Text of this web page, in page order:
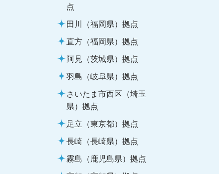
点
田川（福岡県）拠点
直方（福岡県）拠点
阿見（茨城県）拠点
羽島（岐阜県）拠点
さいたま市西区（埼玉
県）拠点
足立（東京都）拠点
長崎（長崎県）拠点
霧島（鹿児島県）拠点